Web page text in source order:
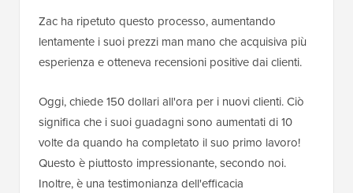
Zac ha ripetuto questo processo, aumentando
lentamente i suoi prezzi man mano che acquisiva più
esperienza e otteneva recensioni positive dai clienti.
Oggi, chiede 150 dollari all'ora per i nuovi clienti. Ciò
significa che i suoi guadagni sono aumentati di 10
volte da quando ha completato il suo primo lavoro!
Questo è piuttosto impressionante, secondo noi.
Inoltre, è una testimonianza dell'efficacia